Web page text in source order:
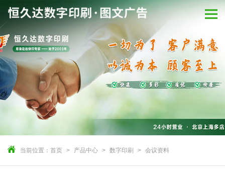
当前位置： 首页 产品中心 数字印刷 会议资料